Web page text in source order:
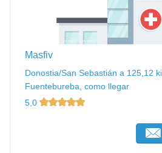
Masfiv
Donostia/San Sebastián a 125,12
Fuentebureba, como llegar
5,0